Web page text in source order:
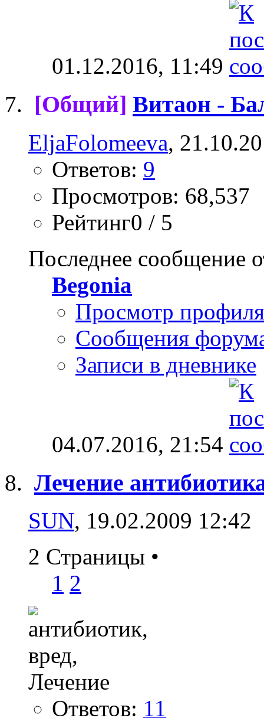
01.12.2016, 11:49
[Общий] Витаон -
EljaFolomeeva,
Ответов: 9
Просмотров: 68,537
Рейтинг0 / 5
Последнее сообщение
Begonia
Просмотр профиля
Сообщения
Записи в дневнике
04.07.2016, 21:54
Лечение
SUN, 19.02.2009 12:42
2 Страницы •
1 2
Ответов: 11